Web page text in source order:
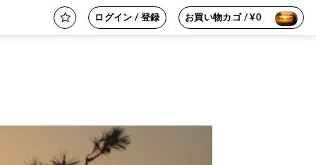
ログイン / 登録 お買い物カゴ /¥0